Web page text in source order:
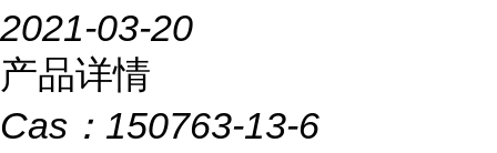
2021-03-20
产品详情
Cas： 150763-13-6